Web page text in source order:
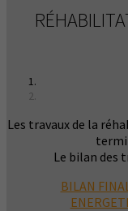
Les travaux de la
Le bilan des
BILAN